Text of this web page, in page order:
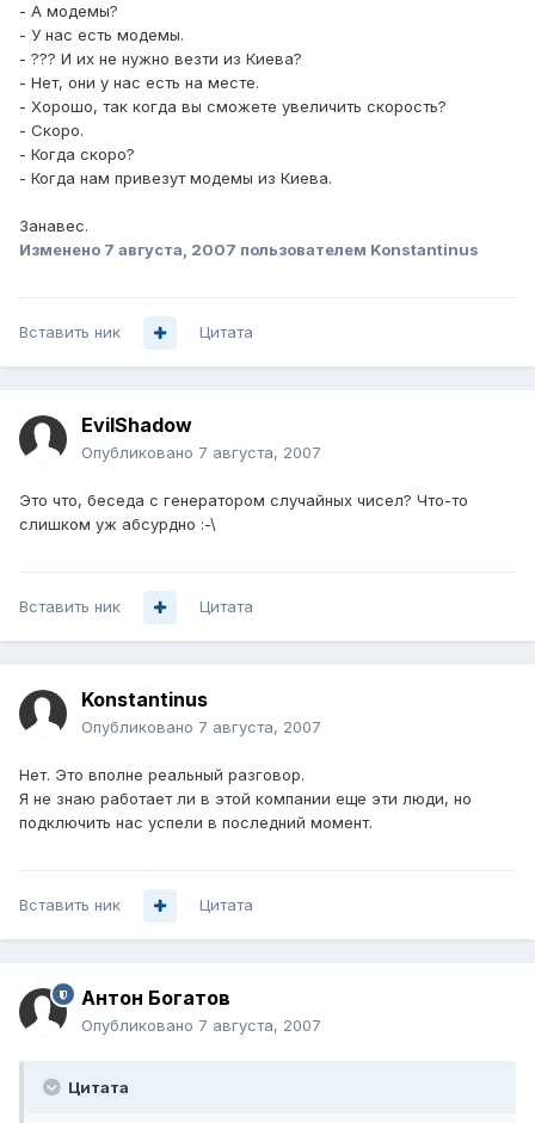
- А модемы?
- У нас есть модемы.
- ??? И их не нужно везти из Киева?
- Нет, они у нас есть на месте.
- Хорошо, так когда вы сможете увеличить скорость?
- Скоро.
- Когда скоро?
- Когда нам привезут модемы из Киева.
Занавес.
Изменено 7 августа, 2007 пользователем Konstantinus
Вставить ник Цитата
EvilShadow
Опубликовано 7 августа, 2007
Это что, беседа с генератором случайных чисел? Что-то
слишком уж абсурдно :-\
Вставить ник Цитата
Konstantinus
Опубликовано 7 августа, 2007
Нет. Это вполне реальный разговор.
Я не знаю работает ли в этой компании еще эти люди, но
подключить нас успели в последний момент.
Вставить ник Цитата
Антон Богатов
Опубликовано 7 августа, 2007
Цитата